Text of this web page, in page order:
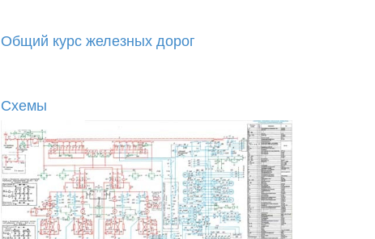
Общий курс железных дорог
Схемы